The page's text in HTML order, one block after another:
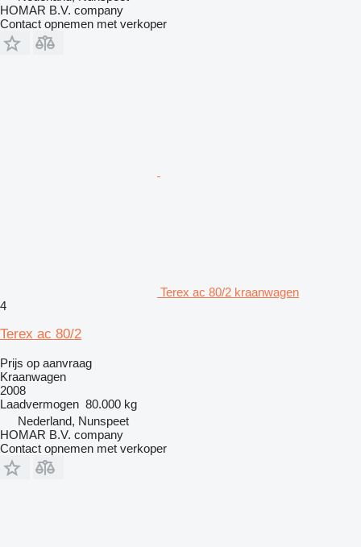
HOMAR B.V. company
Contact opnemen met verkoper
Terex ac 80/2 kraanwagen
4
Terex ac 80/2
Prijs op aanvraag
Kraanwagen
2008
Laadvermogen 80.000 kg
Nederland, Nunspeet
HOMAR B.V. company
Contact opnemen met verkoper